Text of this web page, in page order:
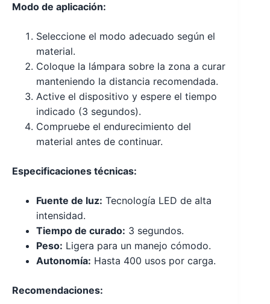
Modo de aplicación:
Seleccione el modo adecuado según el
material.
Coloque la lámpara sobre la zona a curar
manteniendo la distancia recomendada.
Active el dispositivo y espere el tiempo
indicado (3 segundos).
Compruebe el endurecimiento del
material antes de continuar.
Especificaciones técnicas:
Fuente de luz: Tecnología LED de alta
intensidad.
Tiempo de curado: 3 segundos.
Peso: Ligera para un manejo cómodo.
Autonomía: Hasta 400 usos por carga.
Recomendaciones: